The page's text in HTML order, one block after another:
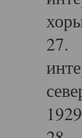
27.